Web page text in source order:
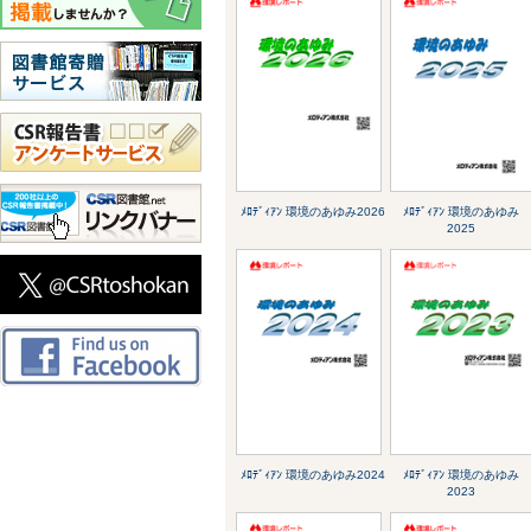
ﾒﾛﾃﾞｨｱﾝ 環境のあゆみ2026
ﾒﾛﾃﾞｨｱﾝ 環境のあゆみ
2025
ﾒﾛﾃﾞｨｱﾝ 環境のあゆみ2024
ﾒﾛﾃﾞｨｱﾝ 環境のあゆみ
2023